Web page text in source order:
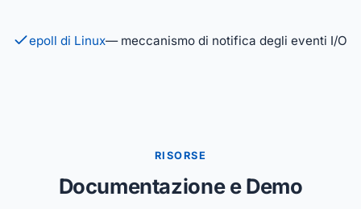
epoll di Linux— meccanismo di notifica degli eventi I/O
RISORSE
Documentazione e Demo